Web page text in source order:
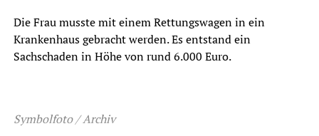
Die Frau musste mit einem Rettungswagen in ein
Krankenhaus gebracht werden. Es entstand ein
Sachschaden in Höhe von rund 6.000 Euro.
Symbolfoto / Archiv